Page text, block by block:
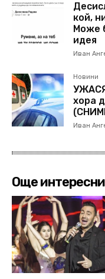
кой,
Може
идея
Иван
Новини
хора
Иван
Още